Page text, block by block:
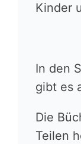
Kinder
In den
gibt es
Die
Teilen